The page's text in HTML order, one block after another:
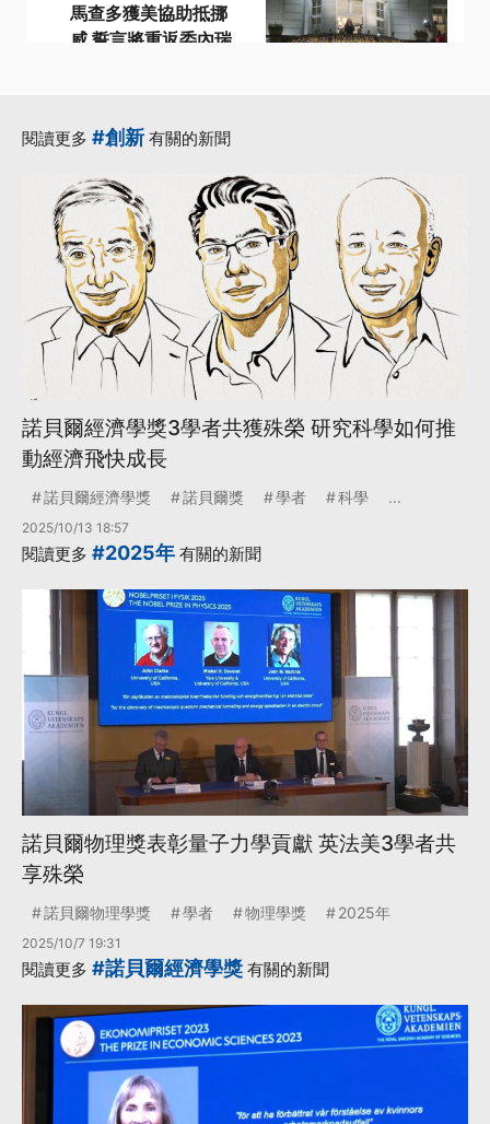
馬查多獲美協助抵挪
威 誓言將重返委內瑞
更多...
閱讀更多 #創新 有關的新聞
諾貝爾經濟學獎3學者共獲殊榮 研究科學如何推
動經濟飛快成長
諾貝爾經濟學獎 諾貝爾獎 學者 科學 ...
2025/10/13 18:57
閱讀更多 #2025年 有關的新聞
諾貝爾物理獎表彰量子力學貢獻 英法美3學者共
享殊榮
諾貝爾物理學獎 學者 物理學獎 2025年
2025/10/7 19:31
閱讀更多 #諾貝爾經濟學獎 有關的新聞